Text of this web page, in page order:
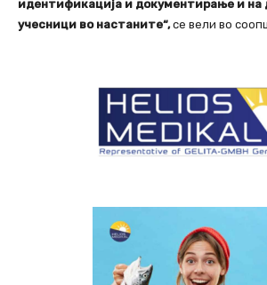
идентификација и документирање и на
учесници во настаните“,се вели во